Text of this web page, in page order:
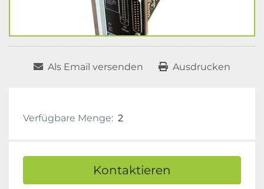
Als Email versenden Ausdrucken
Verfügbare Menge: 2
Kontaktieren